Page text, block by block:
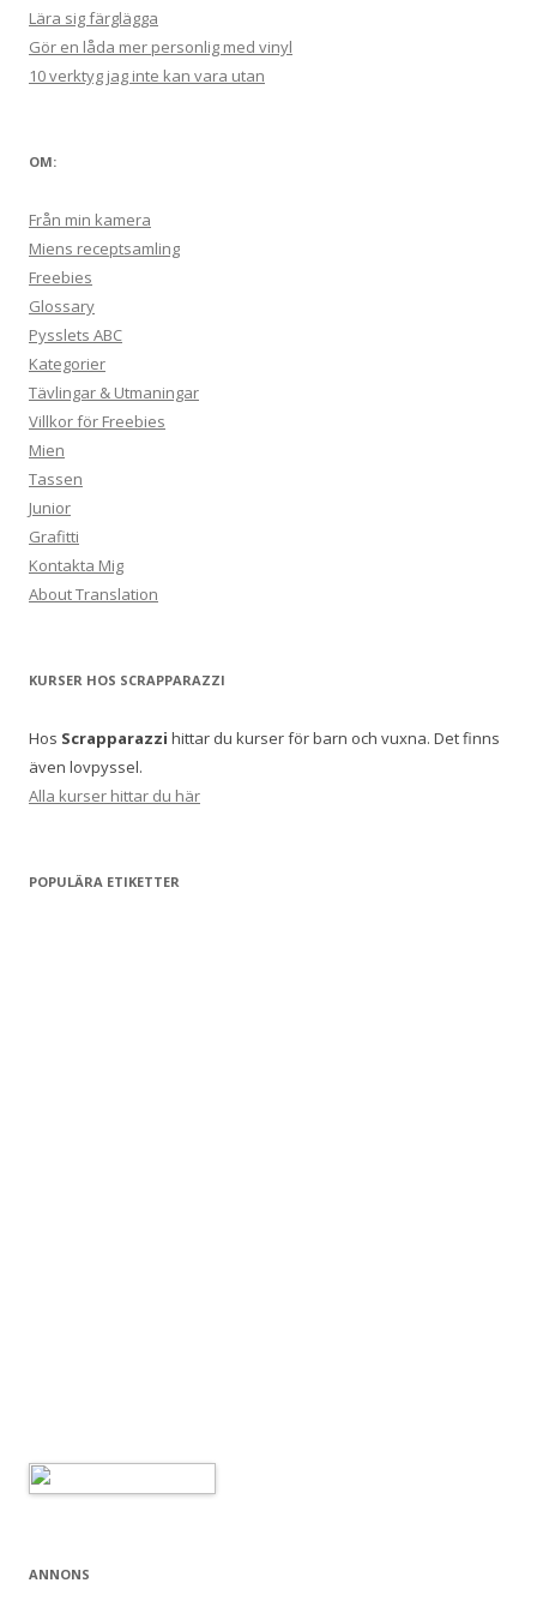
Lära sig färglägga
Gör en låda mer personlig med vinyl
10 verktyg jag inte kan vara utan
OM:
Från min kamera
Miens receptsamling
Freebies
Glossary
Pysslets ABC
Kategorier
Tävlingar & Utmaningar
Villkor för Freebies
Mien
Tassen
Junior
Grafitti
Kontakta Mig
About Translation
KURSER HOS SCRAPPARAZZI
Hos Scrapparazzi hittar du kurser för barn och vuxna. Det finns
även lovpyssel.
Alla kurser hittar du här
POPULÄRA ETIKETTER
ANNONS